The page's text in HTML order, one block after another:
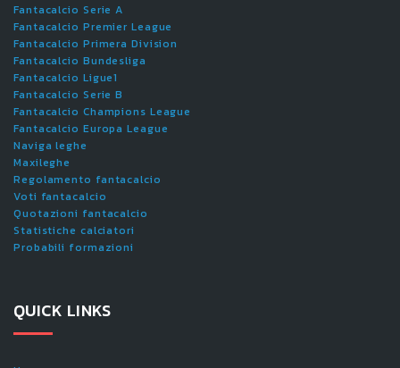
Fantacalcio Serie A
Fantacalcio Premier League
Fantacalcio Primera Division
Fantacalcio Bundesliga
Fantacalcio Ligue1
Fantacalcio Serie B
Fantacalcio Champions League
Fantacalcio Europa League
Naviga leghe
Maxileghe
Regolamento fantacalcio
Voti fantacalcio
Quotazioni fantacalcio
Statistiche calciatori
Probabili formazioni
QUICK LINKS